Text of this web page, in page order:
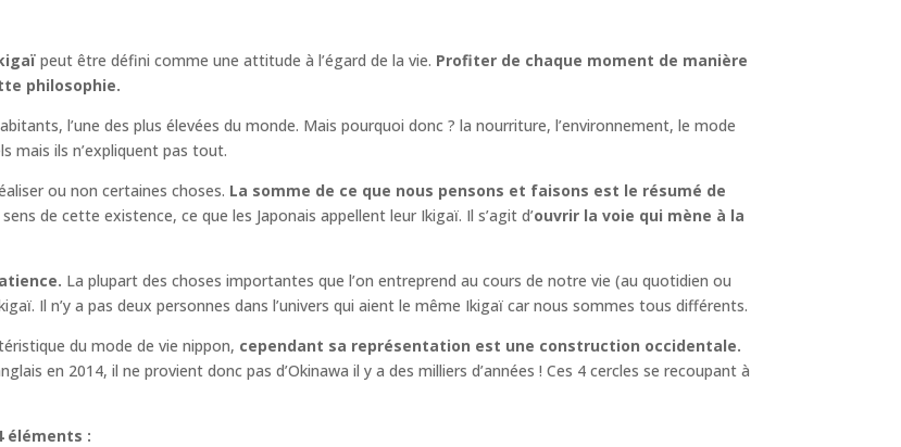
peut être défini comme une attitude à l’égard de la vie. Profiter de chaque moment de manière
philosophie.
l’une des plus élevées du monde. Mais pourquoi donc ? la nourriture, l’environnement, le mode
mais ils n’expliquent pas tout.
ou non certaines choses. La somme de ce que nous pensons et faisons est le résumé de
de cette existence, ce que les Japonais appellent leur Ikigaï. Il s’agit d’ouvrir la voie qui mène à la
La plupart des choses importantes que l’on entreprend au cours de notre vie (au quotidien ou
Il n’y a pas deux personnes dans l’univers qui aient le même Ikigaï car nous sommes tous différents.
du mode de vie nippon, cependant sa représentation est une construction occidentale.
en 2014, il ne provient donc pas d’Okinawa il y a des milliers d’années ! Ces 4 cercles se recoupant à
éléments :